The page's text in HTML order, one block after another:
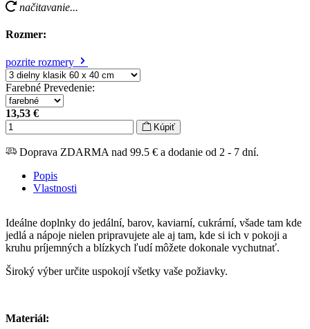
načitavanie...
Rozmer:
pozrite rozmery
Farebné Prevedenie:
13,53 €
Kúpiť
Doprava ZDARMA nad 99.5 € a dodanie od 2 - 7 dní.
Popis
Vlastnosti
Ideálne doplnky do jedální, barov, kaviarní, cukrární, všade tam kde
jedlá a nápoje nielen pripravujete ale aj tam, kde si ich v pokoji a
kruhu príjemných a blízkych ľudí môžete dokonale vychutnať.
Široký výber určite uspokojí všetky vaše požiavky.
Materiál: